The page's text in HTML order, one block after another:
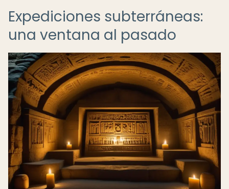
Expediciones subterráneas:
una ventana al pasado